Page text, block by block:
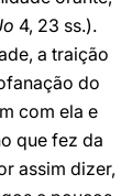
4, 23 ss.).
a traição
do
com ela e
que fez da
assim dizer,